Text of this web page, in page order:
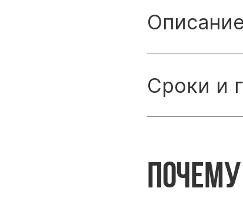
Описание
Сроки и